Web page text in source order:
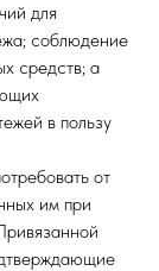
для
соблюдение
средств; а
в пользу
от
им при